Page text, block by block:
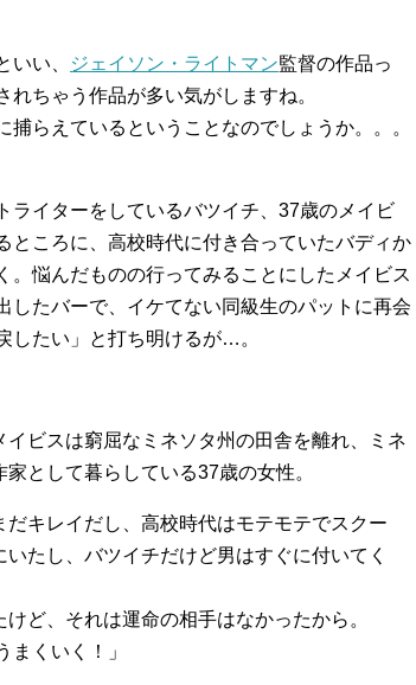
いい、 ジェイソン・ライトマン監督の作品っ
ちゃう作品が多い気がしますね。
らえているということなのでしょうか。。。
ライターをしているバツイチ、37歳のメイビ
ところに、高校時代に付き合っていたバディか
。悩んだものの行ってみることにしたメイビス
したバーで、イケてない同級生のパットに再会
したい」と打ち明けるが…。
イビスは窮屈なミネソタ州の田舎を離れ、ミネ
として暮らしている37歳の女性。
だキレイだし、高校時代はモテモテでスクー
いたし、バツイチだけど男はすぐに付いてく
ど、それは運命の相手はなかったから。
くいく！」